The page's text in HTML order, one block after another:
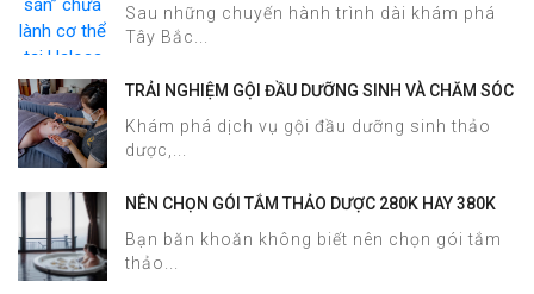
Sau những chuyến hành trình dài khám phá
Tây Bắc...
TRẢI NGHIỆM GỘI ĐẦU DƯỠNG SINH VÀ CHĂM SÓC
Khám phá dịch vụ gội đầu dưỡng sinh thảo
dược,...
NÊN CHỌN GÓI TẮM THẢO DƯỢC 280K HAY 380K
Bạn băn khoăn không biết nên chọn gói tắm
thảo...